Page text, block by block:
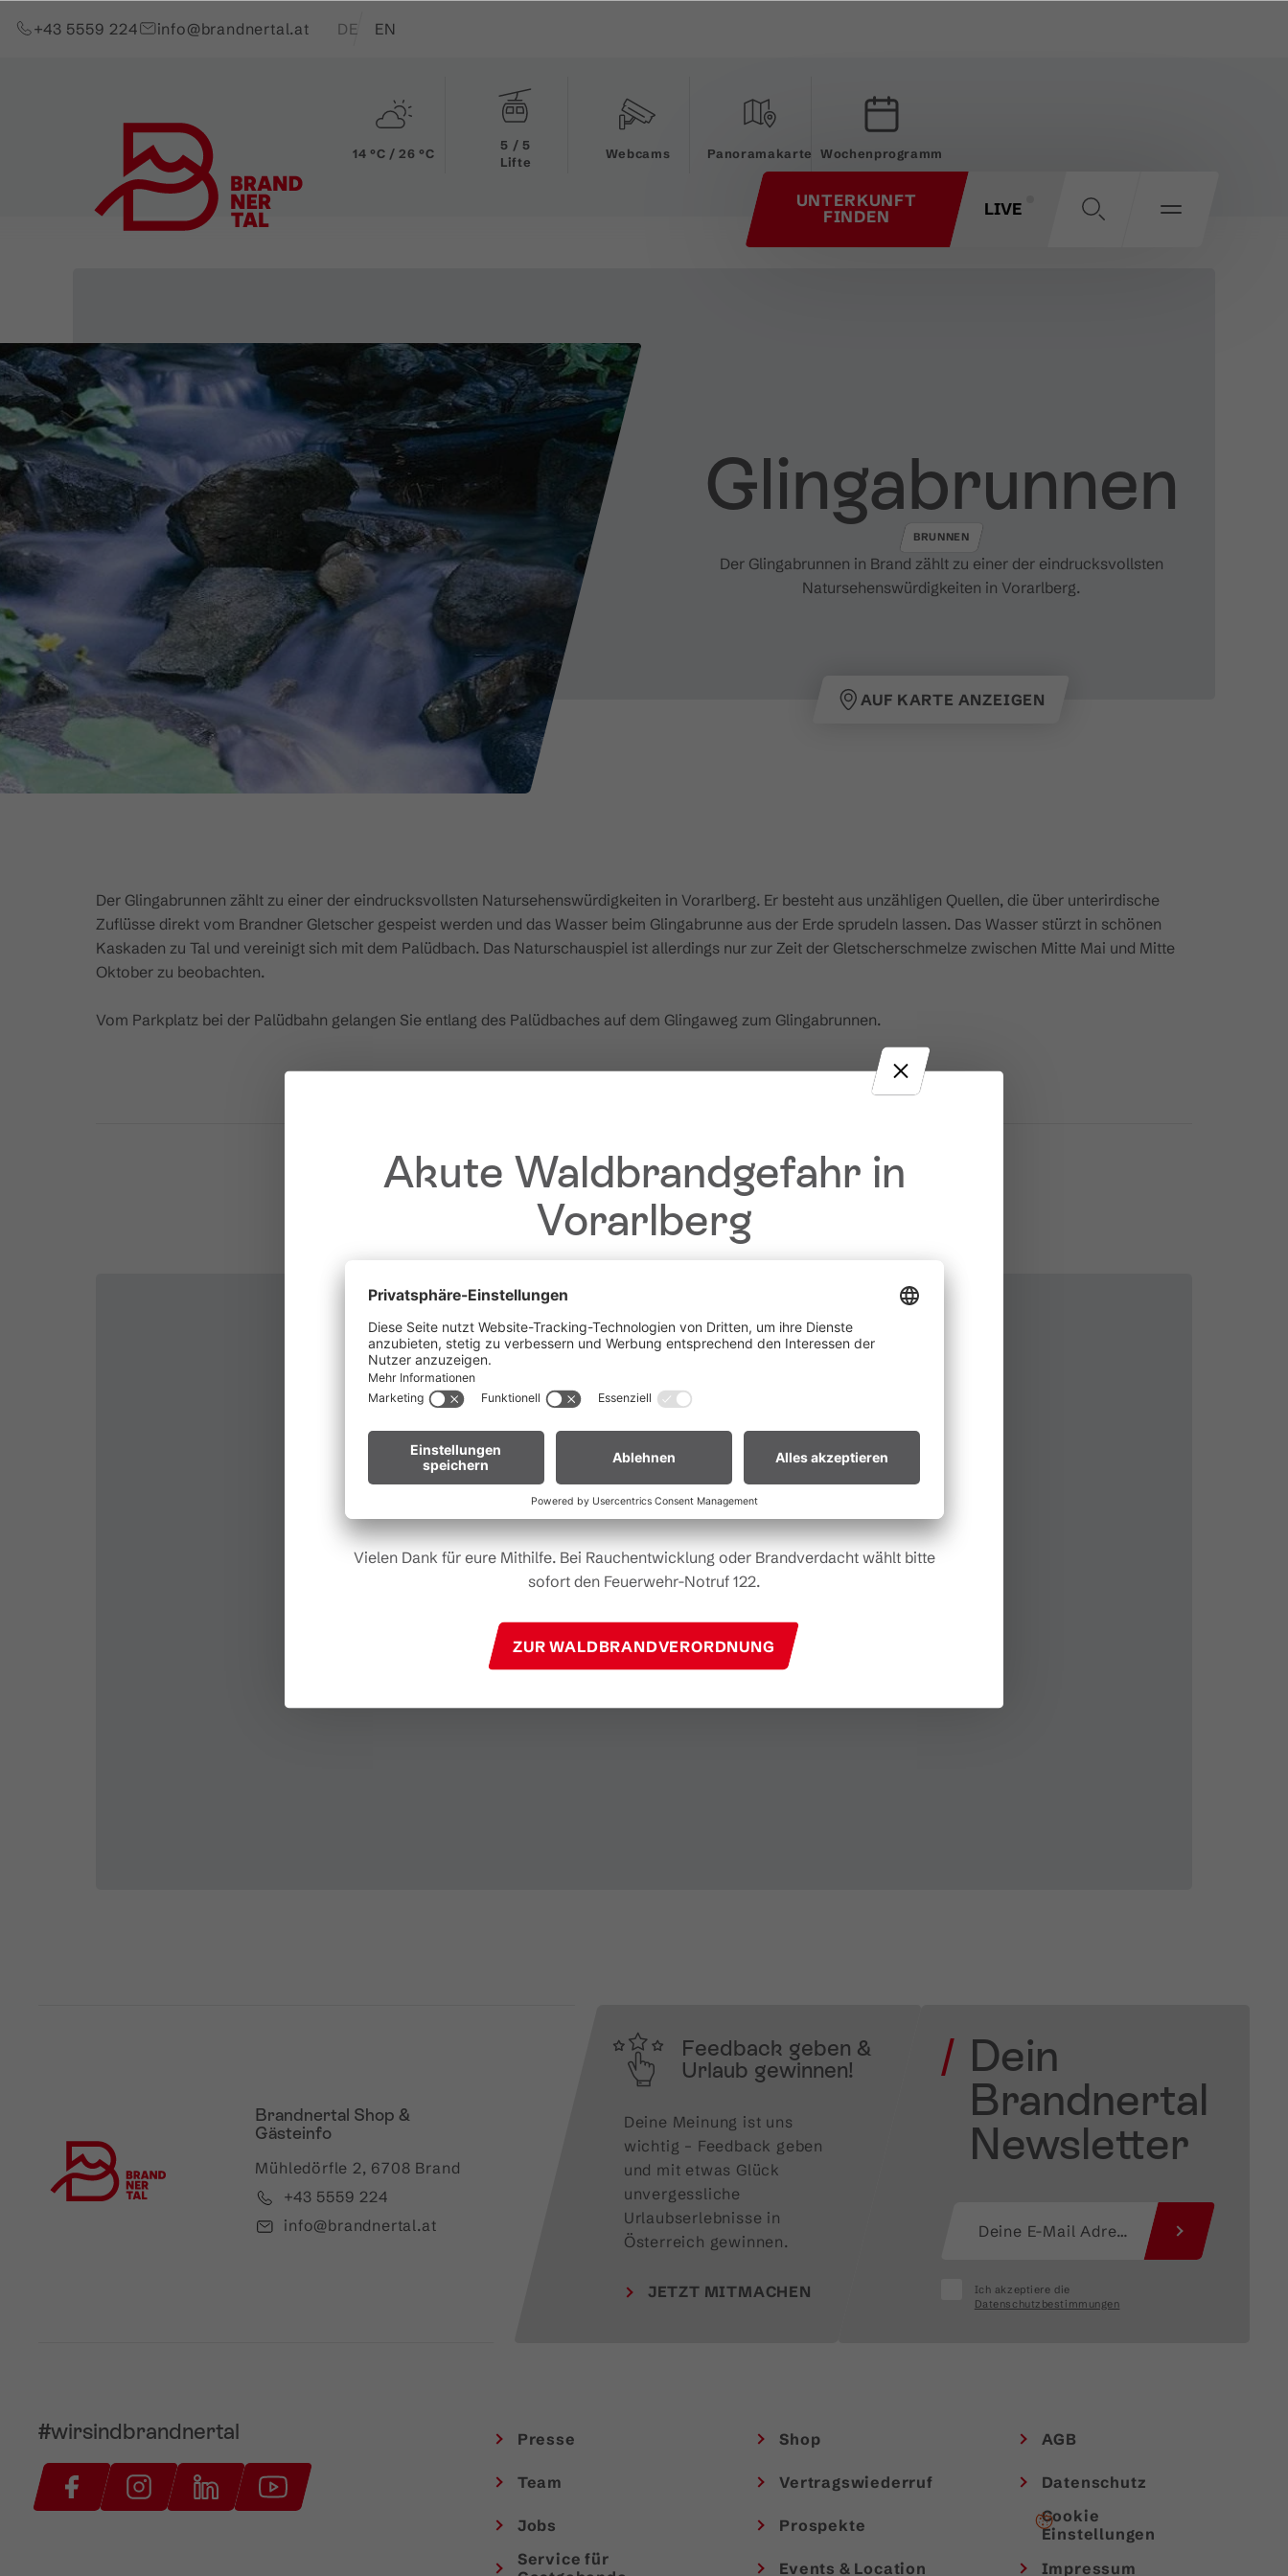
+43 5559 224
info@brandnertal.at DE EN
UNTERKUNFT
FINDEN
LIVE
14 °C / 26 °C
5 / 5
Lifte
Webcams Panoramakarte Wochenprogramm
Glingabrunnen
BRUNNEN
Der Glingabrunnen in Brand zählt zu einer der eindrucksvollsten
Natursehenswürdigkeiten in Vorarlberg.
AUF KARTE ANZEIGEN
Der Glingabrunnen zählt zu einer der eindrucksvollsten Natursehenswürdigkeiten in Vorarlberg. Er besteht aus unzähligen Quellen, die über unterirdische
Zuflüsse direkt vom Brandner Gletscher gespeist werden und das Wasser beim Glingabrunne aus der Erde sprudeln lassen. Das Wasser stürzt in schönen
Kaskaden zu Tal und vereinigt sich mit dem Palüdbach. Das Naturschauspiel ist allerdings nur zur Zeit der Gletscherschmelze zwischen Mitte Mai und Mitte
Oktober zu beobachten.
Vom Parkplatz bei der Palüdbahn gelangen Sie entlang des Palüdbaches auf dem Glingaweg zum Glingabrunnen.
#wirsindbrandnertal
Feedback geben &
Urlaub gewinnen!
Deine Meinung ist uns
wichtig – Feedback geben
und mit etwas Glück
unvergessliche
Urlaubserlebnisse in
Österreich gewinnen.
JETZT MITMACHEN
Dein
Brandnertal
Newsletter
Ich akzeptiere die
Datenschutzbestimmungen
Brandnertal Shop &
Gästeinfo
Mühledörfle 2, 6708 Brand
+43 5559 224
info@brandnertal.at
Presse
Team
Jobs
Service für
Shop
Vertragswiederruf
Prospekte
Events & Location
AGB
Datenschutz
Cookie
Einstellungen
Impressum
Akute Waldbrandgefahr in
Vorarlberg
aufgrund der anhaltenden Trockenheit gilt in
Waldbrandverordnung
Waldnähe und in Uferzonen streng verboten.
Wir bitten euch um erhöhte Aufmerksamkeit und einen besonders rücksichtsvollen
Umgang mit der Natur.
Hinweis für Biker:innen:Legt euer Bike nach längeren Abfahrten nicht in trockenes
Gras. Heiße Bremsscheiben können trockenes Gras entzünden.
Vielen Dank für eure Mithilfe. Bei Rauchentwicklung oder Brandverdacht wählt bitte
sofort den Feuerwehr-Notruf 122.
ZUR WALDBRANDVERORDNUNG